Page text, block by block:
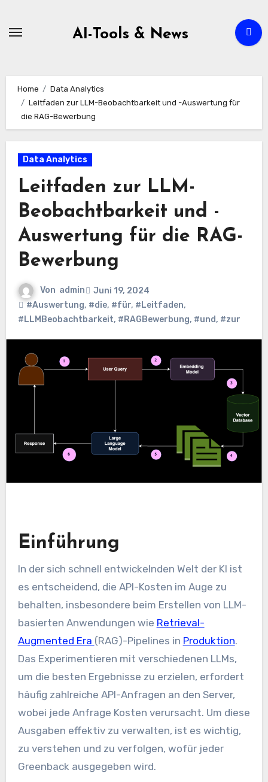
AI-Tools & News
Home
Data Analytics
Leitfaden zur LLM-Beobachtbarkeit und -Auswertung für
die RAG-Bewerbung
Data Analytics
Leitfaden zur LLM-
Beobachtbarkeit und -
Auswertung für die RAG-
Bewerbung
Von admin
Juni 19, 2024
#Auswertung, #die, #für, #Leitfaden,
#LLMBeobachtbarkeit, #RAGBewerbung, #und, #zur
Einführung
In der sich schnell entwickelnden Welt der KI ist
es entscheidend, die API-Kosten im Auge zu
behalten, insbesondere beim Erstellen von LLM-
basierten Anwendungen wie Retrieval-
Augmented Era (RAG)-Pipelines in Produktion.
Das Experimentieren mit verschiedenen LLMs,
um die besten Ergebnisse zu erzielen, erfordert
häufig zahlreiche API-Anfragen an den Server,
wobei jede Anfrage Kosten verursacht. Um diese
Ausgaben effektiv zu verwalten, ist es wichtig,
zu verstehen und zu verfolgen, wofür jeder
Greenback ausgegeben wird.